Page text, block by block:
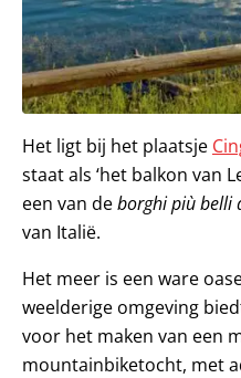
Het ligt bij het plaatsje
staat als ‘het balkon van
een van deborghi più belli
van Italië.
Het meer is een ware
weelderige omgeving
voor het maken van een
mountainbiketocht, met